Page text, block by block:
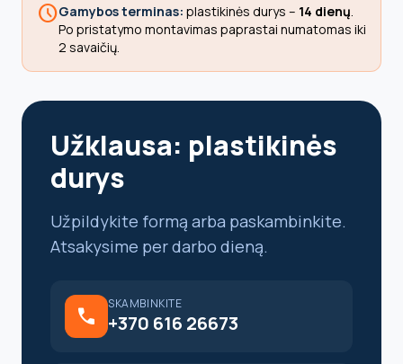
scheduleGamybos terminas: plastikinės durys – 14 dienų.
Po pristatymo montavimas paprastai numatomas iki
2 savaičių.
Užklausa: plastikinės
durys
Užpildykite formą arba paskambinkite.
Atsakysime per darbo dieną.
call
SKAMBINKITE
+370 616 26673